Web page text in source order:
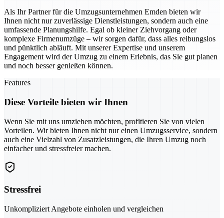
Als Ihr Partner für die Umzugsunternehmen Emden bieten wir
Ihnen nicht nur zuverlässige Dienstleistungen, sondern auch eine
umfassende Planungshilfe. Egal ob kleiner Ziehvorgang oder
komplexe Firmenumzüge – wir sorgen dafür, dass alles reibungslos
und pünktlich abläuft. Mit unserer Expertise und unserem
Engagement wird der Umzug zu einem Erlebnis, das Sie gut planen
und noch besser genießen können.
Features
Diese Vorteile bieten wir Ihnen
Wenn Sie mit uns umziehen möchten, profitieren Sie von vielen
Vorteilen. Wir bieten Ihnen nicht nur einen Umzugsservice, sondern
auch eine Vielzahl von Zusatzleistungen, die Ihren Umzug noch
einfacher und stressfreier machen.
Stressfrei
Unkompliziert Angebote einholen und vergleichen